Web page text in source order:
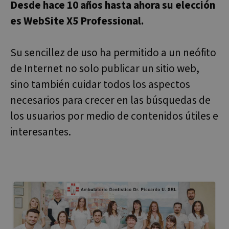
Desde hace 10 años hasta ahora su elección
es WebSite X5 Professional.
Su sencillez de uso ha permitido a un neófito
de Internet no solo publicar un sitio web,
sino también cuidar todos los aspectos
necesarios para crecer en las búsquedas de
los usuarios por medio de contenidos útiles e
interesantes.
Dominio
icm_source .websitex5.com
CookieScriptConsent
CookieScript
1 año
__cf_bm
Cloudflare Inc.
.vimeo.com
29 minutos
51 segundos